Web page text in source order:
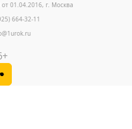
01.04.2016, г. Москва
664-32-11